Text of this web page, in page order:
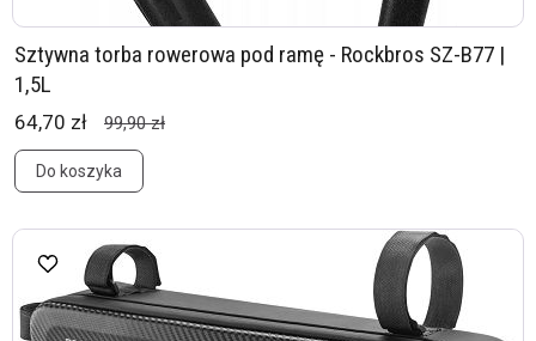
Sztywna torba rowerowa pod ramę - Rockbros SZ-B77 |
1,5L
64,70 zł 99,90 zł
Do koszyka